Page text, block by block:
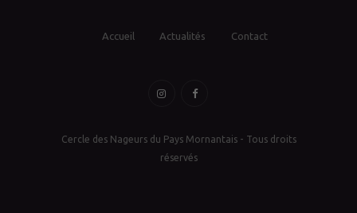
Accueil Actualités Contact
Cercle des Nageurs du Pays Mornantais - Tous droits
réservés